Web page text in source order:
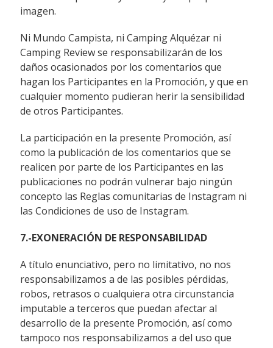
imagen.
Ni Mundo Campista, ni Camping Alquézar ni
Camping Review se responsabilizarán de los
daños ocasionados por los comentarios que
hagan los Participantes en la Promoción, y que en
cualquier momento pudieran herir la sensibilidad
de otros Participantes.
La participación en la presente Promoción, así
como la publicación de los comentarios que se
realicen por parte de los Participantes en las
publicaciones no podrán vulnerar bajo ningún
concepto las Reglas comunitarias de Instagram ni
las Condiciones de uso de Instagram.
7.-EXONERACIÓN DE RESPONSABILIDAD
A título enunciativo, pero no limitativo, no nos
responsabilizamos a de las posibles pérdidas,
robos, retrasos o cualquiera otra circunstancia
imputable a terceros que puedan afectar al
desarrollo de la presente Promoción, así como
tampoco nos responsabilizamos a del uso que